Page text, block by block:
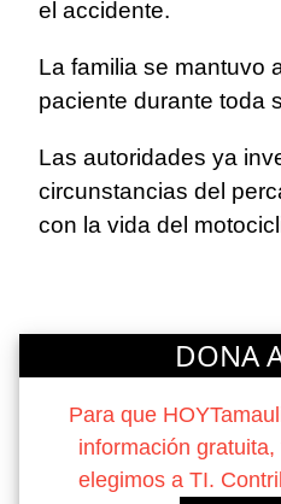
el accidente.
La familia se mantuvo
paciente durante toda
Las autoridades ya
circunstancias del
con la vida del
DONA
Para que
información
elegimos a TI.